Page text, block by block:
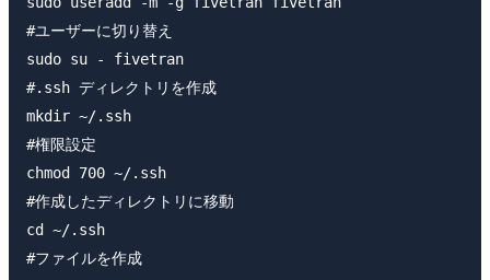
#ユーザーに切り替え
sudo su - fivetran
#.ssh ディレクトリを作成
mkdir ~/.ssh
#権限設定
chmod 700 ~/.ssh
#作成したディレクトリに移動
cd ~/.ssh
#ファイルを作成